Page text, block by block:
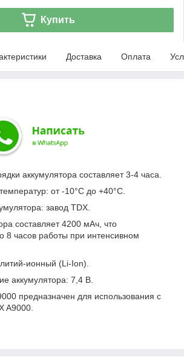
Купить
Доставка Оплата
аккумулятора составляет 3-4 часа.
от -10°C до +40°C.
завод TDX.
составляет 4200 мАч, что
8 часов работы при интенсивном
ионный (Li-Ion).
аккумулятора: 7,4 В.
предназначен для использования с
A9000.